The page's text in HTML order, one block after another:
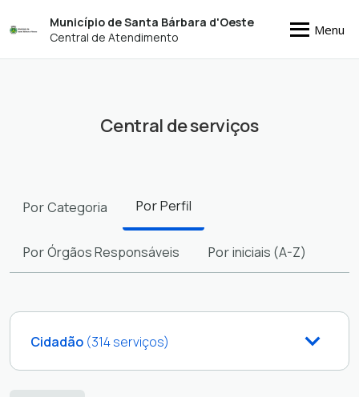
Município de Santa Bárbara d'Oeste
Central de Atendimento
Menu
Central de serviços
PorCategoria PorPerfil
PorÓrgãos Responsáveis Poriniciais (A-Z)
Cidadão (314 serviços)